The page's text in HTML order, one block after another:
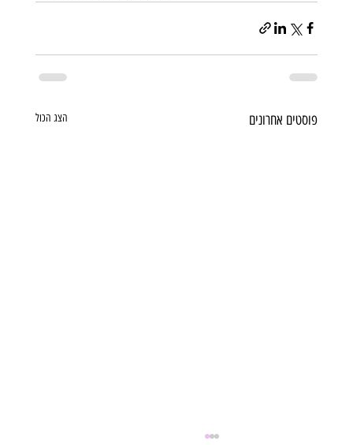
פוסטים אחרונים הצג הכול